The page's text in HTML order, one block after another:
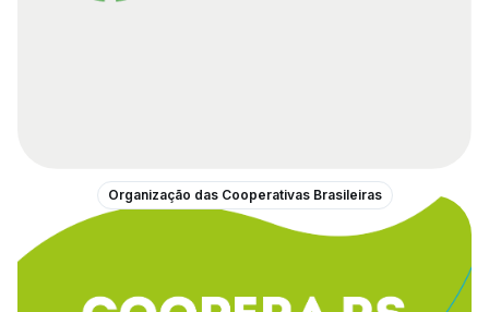
Organização das Cooperativas Brasileiras